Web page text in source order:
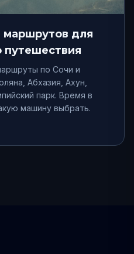
для
путешествия
по Сочи и
Абхазия, Ахун,
парк. Время в
машину выбрать.